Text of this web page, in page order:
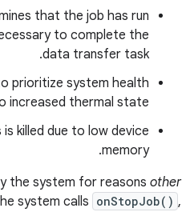
that the job has run
to complete the
data transfer task.
prioritize system health
increased thermal state.
killed due to low device
memory.
the system for reasons other
system calls onStopJob() ,